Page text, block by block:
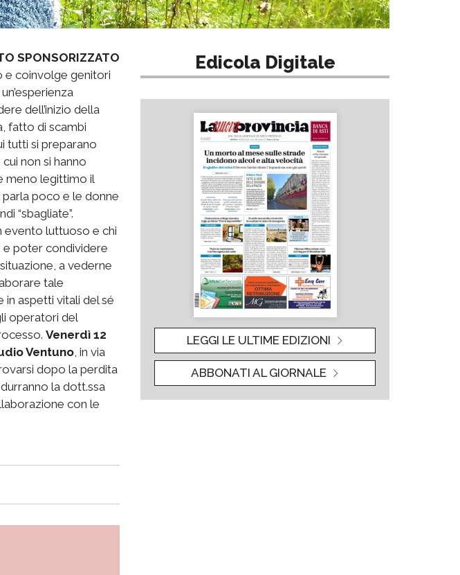
SPONSORIZZATO
e coinvolge genitori
dell’inizio della
fatto di scambi
tutti si preparano
non si hanno
meno legittimo il
parla poco e le donne
“sbagliate”.
evento luttuoso e chi
e poter condividere
a vederne
tale
in aspetti vitali del sé
operatori del
Venerdì 12
Ventuno , in via
dopo la perdita
la dott.ssa
con le
Edicola Digitale
LEGGI LE ULTIME EDIZIONI
ABBONATI AL GIORNALE